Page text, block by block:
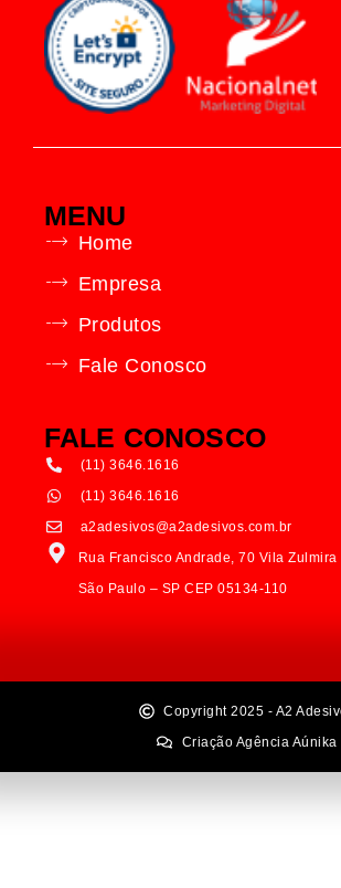
MENU
Home
Empresa
Produtos
Fale Conosco
FALE CONOSCO
(11) 3646.1616
(11) 3646.1616
a2adesivos@a2adesivos.com.br
Rua Francisco Andrade, 70 Vila Zulmira
São Paulo – SP CEP 05134-110
Copyright 2025 - A2
Criação Agência Aúnika